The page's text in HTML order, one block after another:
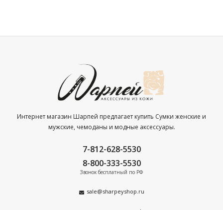
Интернет магазин Шарпей предлагает купить Сумки женские и
мужские, чемоданы и модные аксессуары.
7-812-628-5530
8-800-333-5530
Звонок бесплатный по РФ
sale@sharpeyshop.ru